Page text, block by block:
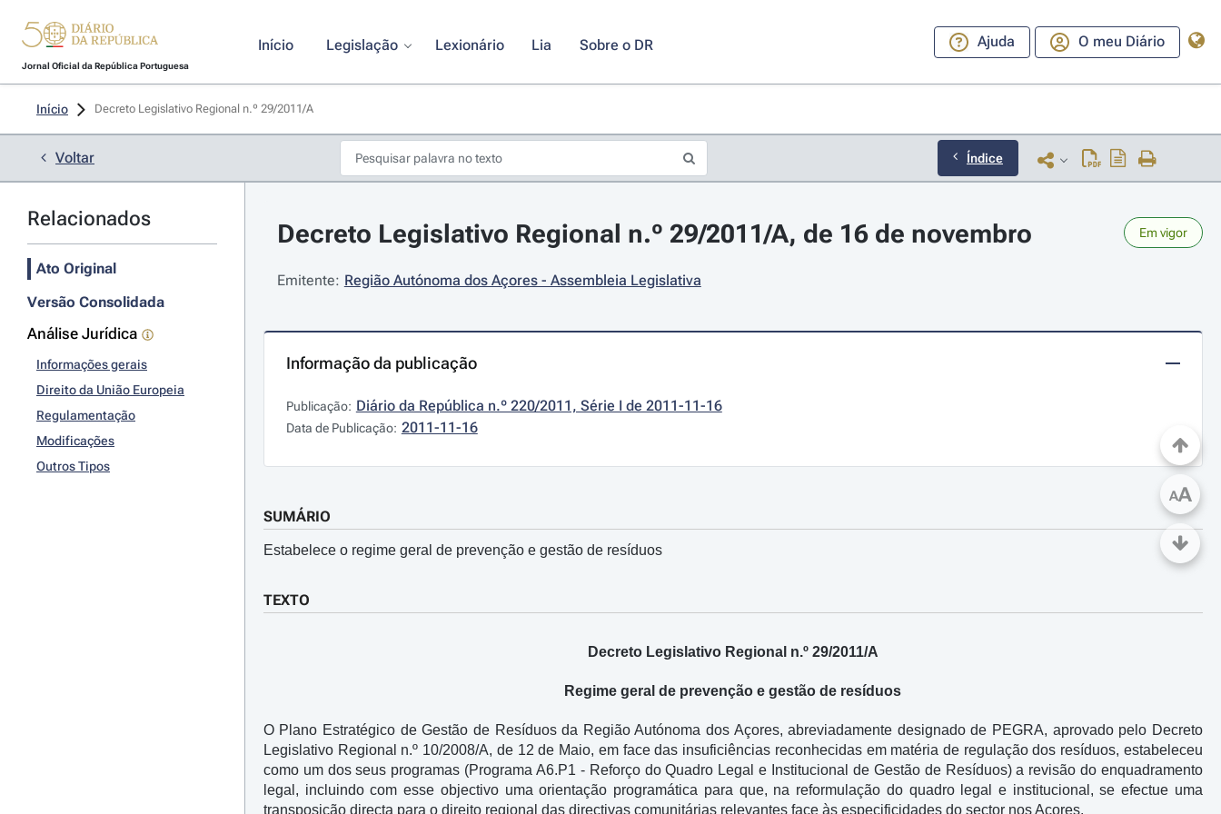
Jornal Oficial da República Portuguesa
Início Legislação Lexionário Lia Sobre o DR Ajuda O meu Diário
Início Decreto Legislativo Regional n.º 29/2011/A
Voltar Índice
Relacionados
Ato Original
Versão Consolidada
Análise Jurídica
Informações gerais
Direito da União Europeia
Regulamentação
Modificações
Outros Tipos
Decreto Legislativo Regional n.º 29/2011/A, de 16 de novembro Em vigor
Emitente: Região Autónoma dos Açores - Assembleia Legislativa
Informação da publicação
Publicação: Diário da República n.º 220/2011, Série I de 2011-11-16
Data de Publicação: 2011-11-16
SUMÁRIO
Estabelece o regime geral de prevenção e gestão de resíduos
TEXTO
Decreto Legislativo Regional n.º 29/2011/A
Regime geral de prevenção e gestão de resíduos
O Plano Estratégico de Gestão de Resíduos da Região Autónoma dos Açores, abreviadamente designado de PEGRA, aprovado pelo Decreto
Legislativo Regional n.º 10/2008/A, de 12 de Maio, em face das insuficiências reconhecidas em matéria de regulação dos resíduos, estabeleceu
como um dos seus programas (Programa A6.P1 - Reforço do Quadro Legal e Institucional de Gestão de Resíduos) a revisão do enquadramento
legal, incluindo com esse objectivo uma orientação programática para que, na reformulação do quadro legal e institucional, se efectue uma
transposição directa para o direito regional das directivas comunitárias relevantes face às especificidades do sector nos Açores.
AA